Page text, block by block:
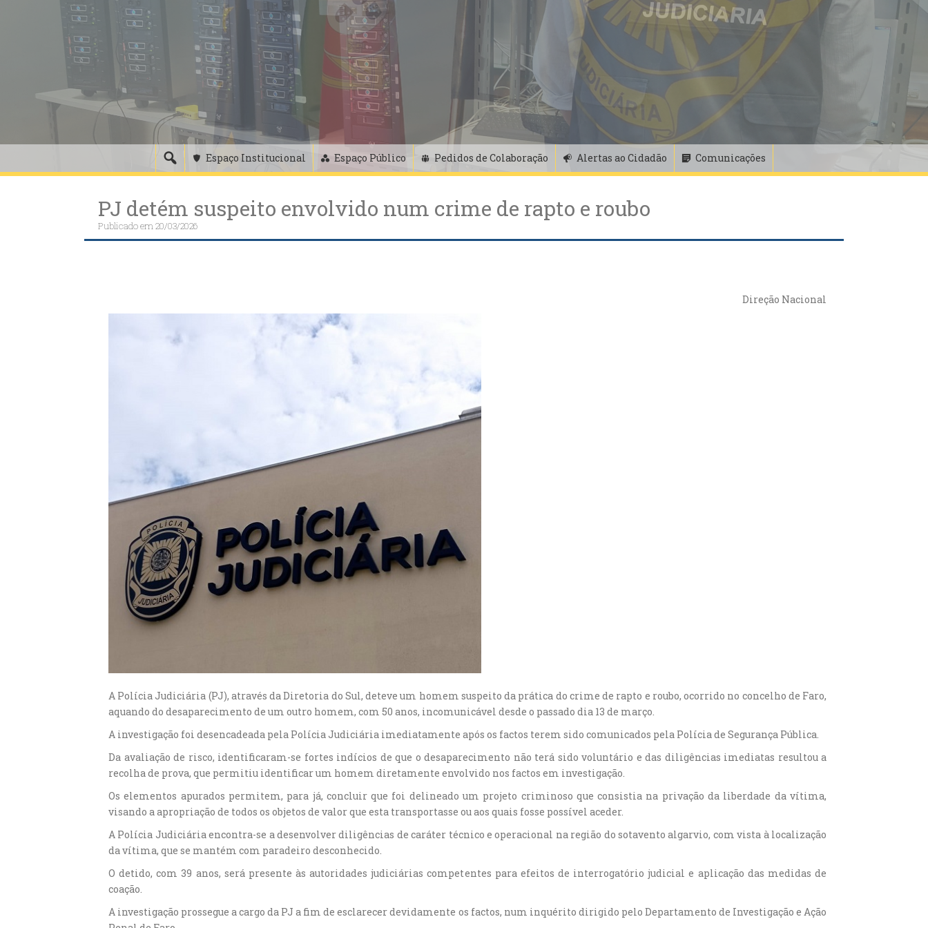
Espaço Institucional Espaço Público Pedidos de Colaboração Alertas ao Cidadão Comunicações
PJ detém suspeito envolvido num crime de rapto e roubo
Publicado em20/03/2026
Direção Nacional
A Polícia Judiciária (PJ), através da Diretoria do Sul, deteve um homem suspeito da prática do crime de rapto e roubo, ocorrido no concelho de Faro,
aquando do desaparecimento de um outro homem, com 50 anos, incomunicável desde o passado dia 13 de março.
A investigação foi desencadeada pela Polícia Judiciária imediatamente após os factos terem sido comunicados pela Polícia de Segurança Pública.
Da avaliação de risco, identificaram-se fortes indícios de que o desaparecimento não terá sido voluntário e das diligências imediatas resultou a
recolha de prova, que permitiu identificar um homem diretamente envolvido nos factos em investigação.
Os elementos apurados permitem, para já, concluir que foi delineado um projeto criminoso que consistia na privação da liberdade da vítima,
visando a apropriação de todos os objetos de valor que esta transportasse ou aos quais fosse possível aceder.
A Polícia Judiciária encontra-se a desenvolver diligências de caráter técnico e operacional na região do sotavento algarvio, com vista à localização
da vítima, que se mantém com paradeiro desconhecido.
O detido, com 39 anos, será presente às autoridades judiciárias competentes para efeitos de interrogatório judicial e aplicação das medidas de
coação.
A investigação prossegue a cargo da PJ a fim de esclarecer devidamente os factos, num inquérito dirigido pelo Departamento de Investigação e Ação